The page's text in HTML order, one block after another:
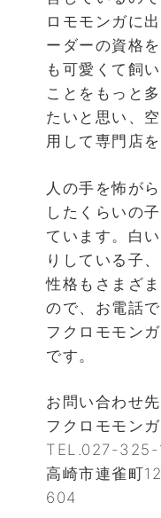
ロモモンガに
ーダーの資格
も可愛くて飼
ことをもっと
たいと思い、
用して専門店
人の手を怖が
したくらいの
ています。白
りしている子
性格もさまざ
ので、お電話
フクロモモン
です。
お問い合わせ先
フクロモモン
TEL.027-325-
高崎市連雀町
604